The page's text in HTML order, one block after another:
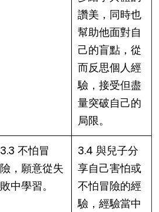
讚美，同時也
幫助他面對自
己的盲點，從
而反思個人經
驗，接受但盡
量突破自己的
局限。
3.3 不怕冒
險，願意從失
敗中學習。
3.4 與兒子分
享自己害怕或
不怕冒險的經
驗，經驗當中